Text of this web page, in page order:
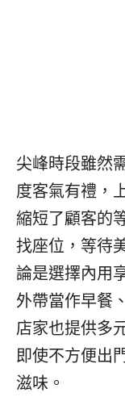
尖峰時段雖然
度客氣有禮，
縮短了顧客的
找座位，等待
論是選擇內用
外帶當作早餐
店家也提供多
即使不方便出
滋味。